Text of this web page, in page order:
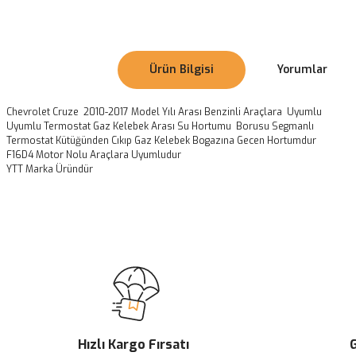
Ürün Bilgisi Yorumlar
Chevrolet Cruze 2010-2017 Model Yılı Arası Benzinli Araçlara Uyumlu
Uyumlu Termostat Gaz Kelebek Arası Su Hortumu Borusu Segmanlı
Termostat Kütüğünden Cıkıp Gaz Kelebek Bogazına Gecen Hortumdur
F16D4 Motor Nolu Araçlara Uyumludur
YTT Marka Üründür
Ürün açıklamasında eksik bilgiler bulunuyor.
Ürün bilgilerinde hatalar bulunuyor.
Ürün fiyatı diğer sitelerden daha pahalı.
Bu ürüne benzer farklı alternatifler olmalı.
Hızlı Kargo Fırsatı